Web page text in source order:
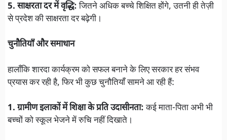
5. साक्षरता दर में वृद्धि:जितने अधिक बच्चे शिक्षित होंगे, उतनी ही तेज़ी
से प्रदेश की साक्षरता दर बढ़ेगी।
चुनौतियाँ और समाधान
हालाँकि शारदा कार्यक्रम को सफल बनाने के लिए सरकार हर संभव
प्रयास कर रही है, फिर भी कुछ चुनौतियाँ सामने आ रही हैं:
1. ग्रामीण इलाकों में शिक्षा के प्रति उदासीनता:कई माता-पिता अभी भी
बच्चों को स्कूल भेजने में रुचि नहीं दिखाते।